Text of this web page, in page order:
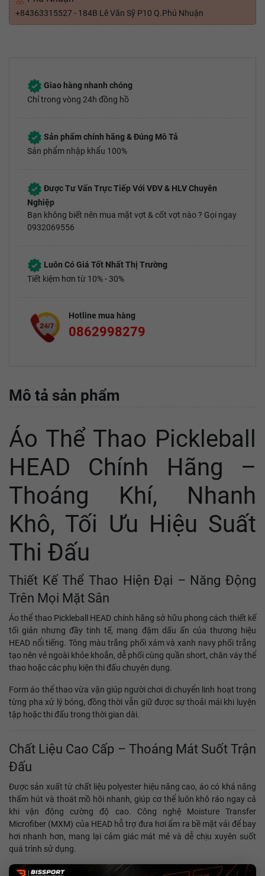
+84363315527 - 184B Lê Văn Sỹ P10 Q.Phú Nhuận
Giao hàng nhanh chóng
Chỉ trong vòng 24h đồng hồ
Sản phẩm chính hãng & Đúng Mô Tả
Sản phẩm nhập khẩu 100%
Được Tư Vấn Trực Tiếp Với VĐV & HLV Chuyên
Nghiệp
Bạn không biết nên mua mặt vợt & cốt vợt nào ? Gọi ngay
0932069556
Luôn Có Giá Tốt Nhất Thị Trường
Tiết kiệm hơn từ 10% - 30%
Hotline mua hàng
0862998279
Mô tả sản phẩm
Áo Thể Thao Pickleball
HEAD Chính Hãng –
Thoáng Khí, Nhanh
Khô, Tối Ưu Hiệu Suất
Thi Đấu
Thiết Kế Thể Thao Hiện Đại – Năng Động
Trên Mọi Mặt Sân
Áo thể thao Pickleball HEAD chính hãng sở hữu phong cách thiết kế
tối giản nhưng đầy tinh tế, mang đậm dấu ấn của thương hiệu
HEAD nổi tiếng. Tông màu trắng phối xám và xanh navy phối trắng
tạo nên vẻ ngoài khỏe khoắn, dễ phối cùng quần short, chân váy thể
thao hoặc các phụ kiện thi đấu chuyên dụng.
Form áo thể thao vừa vặn giúp người chơi di chuyển linh hoạt trong
từng pha xử lý bóng, đồng thời vẫn giữ được sự thoải mái khi luyện
tập hoặc thi đấu trong thời gian dài.
Chất Liệu Cao Cấp – Thoáng Mát Suốt Trận
Đấu
Được sản xuất từ chất liệu polyester hiệu năng cao, áo có khả năng
thấm hút và thoát mồ hôi nhanh, giúp cơ thể luôn khô ráo ngay cả
khi vận động cường độ cao. Công nghệ Moisture Transfer
Microfiber (MXM) của HEAD hỗ trợ đưa hơi ẩm ra bề mặt vải để bay
hơi nhanh hơn, mang lại cảm giác mát mẻ và dễ chịu xuyên suốt
quá trình sử dụng.
Các mảng lưới và khu vực thông khí được bố trí hợp lý tại tay áo và